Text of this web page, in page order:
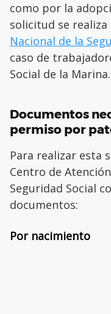
como por la
solicitud se
Nacional de la
caso de
Social de la Marina.
Documentos
permiso por
Para realizar esta
Centro de
Seguridad Social
documentos:
Por nacimiento